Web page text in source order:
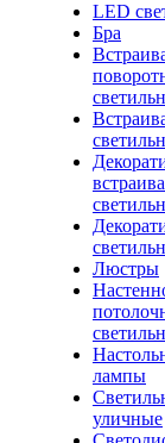
LED
Бра
Люстры
лампы
уличные